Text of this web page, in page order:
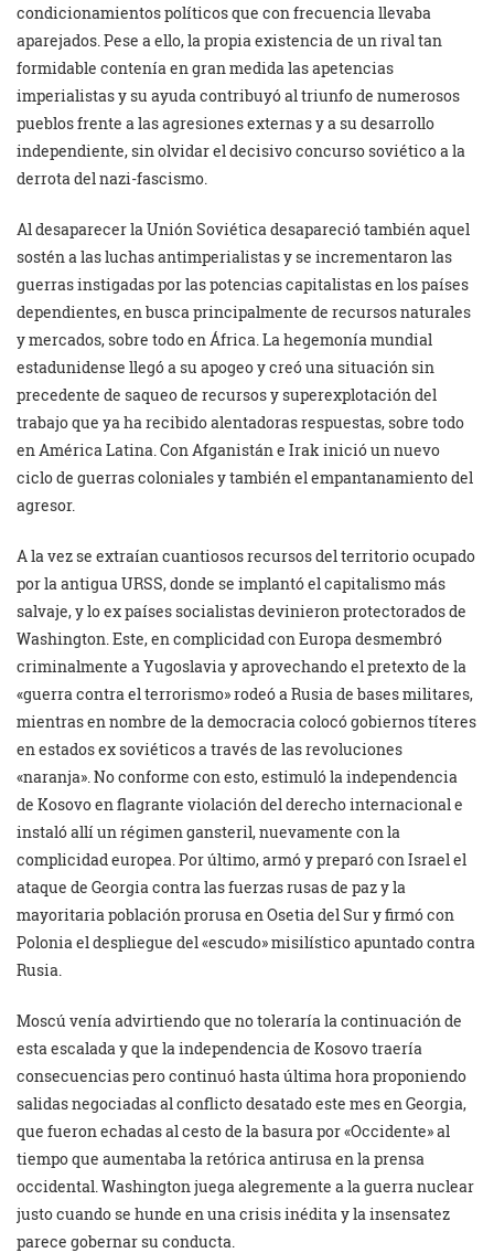
condicionamientos políticos que con frecuencia llevaba
aparejados. Pese a ello, la propia existencia de un rival tan
formidable contenía en gran medida las apetencias
imperialistas y su ayuda contribuyó al triunfo de numerosos
pueblos frente a las agresiones externas y a su desarrollo
independiente, sin olvidar el decisivo concurso soviético a la
derrota del nazi-fascismo.
Al desaparecer la Unión Soviética desapareció también aquel
sostén a las luchas antimperialistas y se incrementaron las
guerras instigadas por las potencias capitalistas en los países
dependientes, en busca principalmente de recursos naturales
y mercados, sobre todo en África. La hegemonía mundial
estadunidense llegó a su apogeo y creó una situación sin
precedente de saqueo de recursos y superexplotación del
trabajo que ya ha recibido alentadoras respuestas, sobre todo
en América Latina. Con Afganistán e Irak inició un nuevo
ciclo de guerras coloniales y también el empantanamiento del
agresor.
A la vez se extraían cuantiosos recursos del territorio ocupado
por la antigua URSS, donde se implantó el capitalismo más
salvaje, y lo ex países socialistas devinieron protectorados de
Washington. Este, en complicidad con Europa desmembró
criminalmente a Yugoslavia y aprovechando el pretexto de la
«guerra contra el terrorismo» rodeó a Rusia de bases militares,
mientras en nombre de la democracia colocó gobiernos títeres
en estados ex soviéticos a través de las revoluciones
«naranja». No conforme con esto, estimuló la independencia
de Kosovo en flagrante violación del derecho internacional e
instaló allí un régimen gansteril, nuevamente con la
complicidad europea. Por último, armó y preparó con Israel el
ataque de Georgia contra las fuerzas rusas de paz y la
mayoritaria población prorusa en Osetia del Sur y firmó con
Polonia el despliegue del «escudo» misilístico apuntado contra
Rusia.
Moscú venía advirtiendo que no toleraría la continuación de
esta escalada y que la independencia de Kosovo traería
consecuencias pero continuó hasta última hora proponiendo
salidas negociadas al conflicto desatado este mes en Georgia,
que fueron echadas al cesto de la basura por «Occidente» al
tiempo que aumentaba la retórica antirusa en la prensa
occidental. Washington juega alegremente a la guerra nuclear
justo cuando se hunde en una crisis inédita y la insensatez
parece gobernar su conducta.